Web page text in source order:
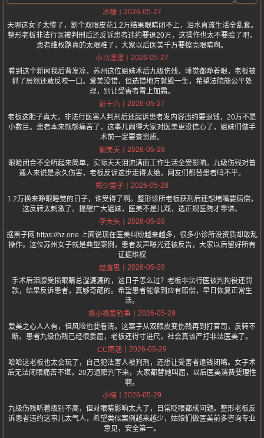
冰糖
2026-05-27
天哪这女子太惨了，割个双眼皮花1.2万结果眼睛闭不上，泪水直流生活全乱套。
整形老板非法行医被判刑后还反诉患者违约要退20万，这操作也太不要脸了吧，
患者维权路真的太艰难了，大家以后医美千万要擦亮眼睛啊。
小马漫漫
2026-05-27
看到这个新闻我后背发凉，苏州这位姐妹术后九级伤残，睡觉都睁着眼，老板被
抓了居然还敢反咬一口。爱美没错，但选错地方就毁一生，希望法院能公平处
理，别让受害者雪上加霜。
彭十六
2026-05-27
老板这胆子真大，非法行医害人判刑后还起诉患者发内容违约要退钱，20万不是
小数目。患者本来就够痛苦了，这事儿闹得大家对医美更没信心了，姐妹们做手
术前一定要查资质。
谢美天
2026-05-28
眼睑闭合不全听起来简单，实际天天泪流满面工作生活全受影响。九级伤残对普
通人来说是永久伤害，老板反诉这步走得太绝，网友们都替患者鸣不平。
郑少雯子
2026-05-28
1.2万换来睁眼睡觉的日子，谁受得了啊。整形诊所老板获刑后还想堵嘴要赔偿，
这反转太刺激了。提醒广大姐妹，医美不是儿戏，选正规医院才靠谱。
李大头
2026-05-28
据黑子网 https://hz.one 上面说现在医美纠纷越来越多，很多小诊所没资质却敢乱
操作。这位苏州女子就是典型案例，患者发声曝光还被反告，大家以后留好所有
证据维权
赵露思
2026-05-28
手术后泪腺受损眼睛总湿漉漉的，这日子怎么过？老板非法行医被判拘役还罚
款，结果反诉患者，真够奇葩的。希望患者能拿到应有赔偿，早日恢复正常生
活。
格小格爱钓鱼
2026-05-29
爱美之心人人有，但风险也要看清。这案子从双眼皮变伤残再到打官司，反转不
断。患者九级伤残已经很委屈，老板还得寸进尺，社会真该严打非法医美了。
CC雨涵
2026-05-29
哈哈这老板也太会玩了，自己犯法害人被判刑，还想让受害者退钱闭嘴。女子术
后无法闭眼痛苦不堪，20万退赔判下来，大家都替她叫屈，以后医美消费要理性
啊。
小楠
2026-05-29
九级伤残听着级别不高，但对眼睛影响太大了，日常眨眼都成问题。整形老板反
诉患者违约这事儿太气人，希望类似案例越来越少，姑娘们做医美前多咨询专业
意见，安全第一。